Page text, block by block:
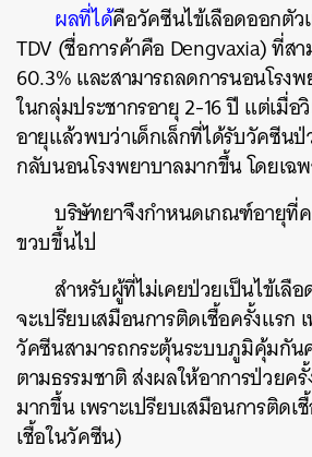
ผลที่ได้คือวัคซีนไข้เลือดออกตัว
TDV (ชื่อการค้าคือ Dengvaxia) ที่ส
60.3% และสามารถลดการนอนโรงพ
ในกลุ่มประชากรอายุ 2-16 ปี แต่เมื่อ
อายุแล้วพบว่าเด็กเล็กที่ได้รับวัคซีน
กลับนอนโรงพยาบาลมากขึ้น โดยเฉ
บริษัทยาจึงกำหนดเกณฑ์อายุที่
ขวบขึ้นไป
สำหรับผู้ที่ไม่เคยป่วยเป็นไข้เลื
จะเปรียบเสมือนการติดเชื้อครั้งแรก
วัคซีนสามารถกระตุ้นระบบภูมิคุ้มกัน
ตามธรรมชาติ ส่งผลให้อาการป่วยค
มากขึ้น เพราะเปรียบเสมือนการติด
เชื้อในวัคซีน)